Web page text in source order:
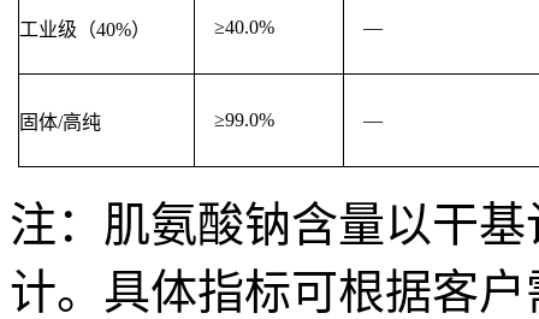
工业级（40%） ≥40.0% —
固体/高纯 ≥99.0% —
注：肌氨酸钠含量以干
计。具体指标可根据客